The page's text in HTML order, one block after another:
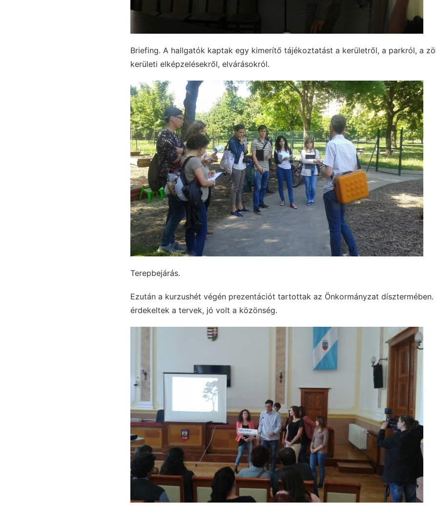
Briefing. A hallgatók kaptak egy kimerítő tájékoztatást a kerületről, a parkról, a
kerületi elképzelésekről, elvárásokról.
Terepbejárás.
Ezután a kurzushét végén prezentációt tartottak az Önkormányzat dísztermében.
érdekeltek a tervek, jó volt a közönség.